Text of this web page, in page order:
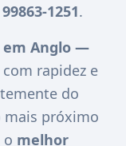
1251.
em Anglo —
rapidez e
do
mais próximo
o melhor